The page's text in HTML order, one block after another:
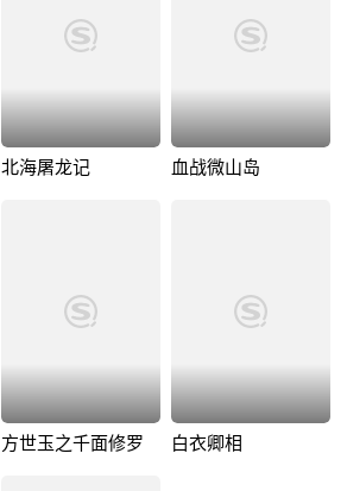
北海屠龙记 血战微山岛
方世玉之千面修罗 白衣卿相